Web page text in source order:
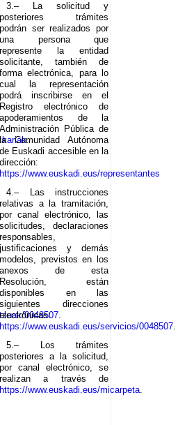
.
3.– La solicitud y
posteriores trámites
podrán ser realizados por
una persona que
represente la entidad
solicitante, también de
forma electrónica, para lo
cual la representación
podrá inscribirse en el
Registro electrónico de
apoderamientos de la
Administración Pública de
la Comunidad Autónoma
de Euskadi accesible en la
dirección:
https://www.euskadi.eus/representantes
0048507.
4.– Las instrucciones
relativas a la tramitación,
por canal electrónico, las
solicitudes, declaraciones
responsables,
justificaciones y demás
modelos, previstos en los
anexos de esta
Resolución, están
disponibles en las
siguientes direcciones
electrónicas:
https://www.euskadi.eus/servicios/0048507.
5.– Los trámites
posteriores a la solicitud,
por canal electrónico, se
realizan a través de
https://www.euskadi.eus/micarpeta.